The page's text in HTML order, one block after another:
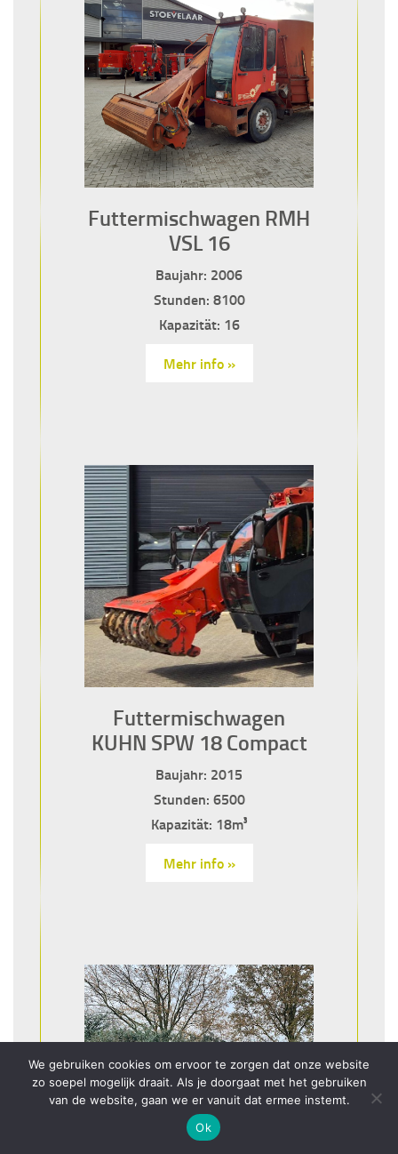
Futtermischwagen RMH
VSL 16
Baujahr: 2006
Stunden: 8100
Kapazität: 16
Mehr info »
Futtermischwagen
KUHN SPW 18 Compact
Baujahr: 2015
Stunden: 6500
Kapazität: 18m³
Mehr info »
We gebruiken cookies om ervoor te zorgen dat onze website
zo soepel mogelijk draait. Als je doorgaat met het gebruiken
van de website, gaan we er vanuit dat ermee instemt.
Ok